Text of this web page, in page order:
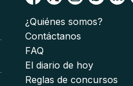
¿Quiénes somos?
Contáctanos
FAQ
El diario de hoy
Reglas de concursos